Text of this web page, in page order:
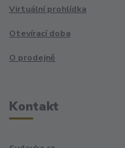
Virtuální prohlídka
Otevírací doba
O prodejně
Kontakt